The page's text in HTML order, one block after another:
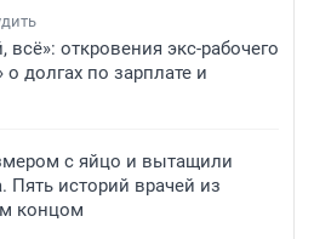
всё»: откровения экс-рабочего
долгах по зарплате и
с яйцо и вытащили
Пять историй врачей из
концом